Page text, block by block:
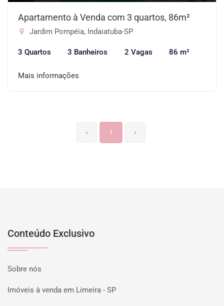
Apartamento à Venda com 3 quartos, 86m²
Jardim Pompéia, Indaiatuba-SP
3 Quartos 3 Banheiros 2 Vagas 86 m²
Mais informações
‹ 1 ›
Conteúdo Exclusivo
Sobre nós
Imóveis à venda em Limeira - SP